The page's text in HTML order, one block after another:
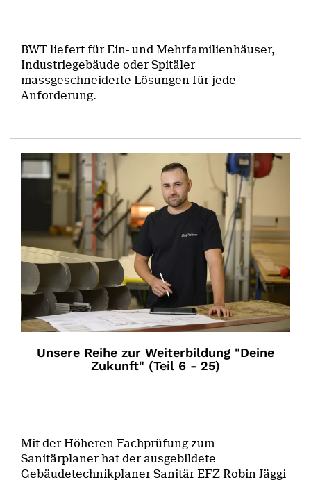
BWT liefert für Ein- und Mehrfamilienhäuser,
Industriegebäude oder Spitäler
massgeschneiderte Lösungen für jede
Anforderung.
Unsere Reihe zur Weiterbildung "Deine
Zukunft" (Teil 6 - 25)
Mit der Höheren Fachprüfung zum
Sanitärplaner hat der ausgebildete
Gebäudetechnikplaner Sanitär EFZ Robin Jäggi